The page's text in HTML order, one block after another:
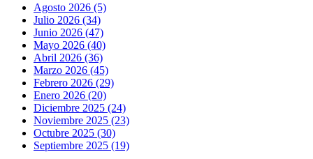
Agosto 2026 (5)
Julio 2026 (34)
Junio 2026 (47)
Mayo 2026 (40)
Abril 2026 (36)
Marzo 2026 (45)
Febrero 2026 (29)
Enero 2026 (20)
Diciembre 2025 (24)
Noviembre 2025 (23)
Octubre 2025 (30)
Septiembre 2025 (19)